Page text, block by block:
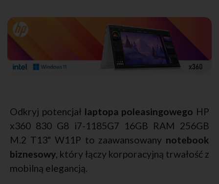
Odkryj potencjał laptopa poleasingowego HP
x360 830 G8 i7-1185G7 16GB RAM 256GB
M.2 T13" W11P to zaawansowany notebook
biznesowy, który łączy korporacyjną trwałość z
mobilną elegancją.